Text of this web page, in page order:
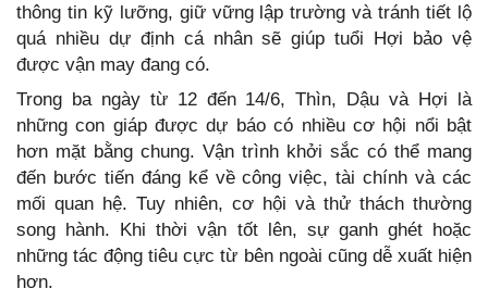
thông tin kỹ lưỡng, giữ vững lập trường và tránh tiết lộ
quá nhiều dự định cá nhân sẽ giúp tuổi Hợi bảo vệ
được vận may đang có.
Trong ba ngày từ 12 đến 14/6, Thìn, Dậu và Hợi là
những con giáp được dự báo có nhiều cơ hội nổi bật
hơn mặt bằng chung. Vận trình khởi sắc có thể mang
đến bước tiến đáng kể về công việc, tài chính và các
mối quan hệ. Tuy nhiên, cơ hội và thử thách thường
song hành. Khi thời vận tốt lên, sự ganh ghét hoặc
những tác động tiêu cực từ bên ngoài cũng dễ xuất hiện
hơn.